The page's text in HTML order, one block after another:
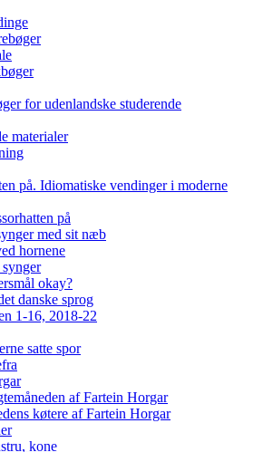
for udenlandske studerende
materialer
på. Idiomatiske vendinger i moderne
på
med sit næb
hornene
synger
okay?
danske sprog
1-16, 2018-22
satte spor
af Fartein Horgar
køtere af Fartein Horgar
kone